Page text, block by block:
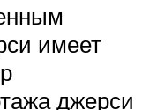
имеет
джерси